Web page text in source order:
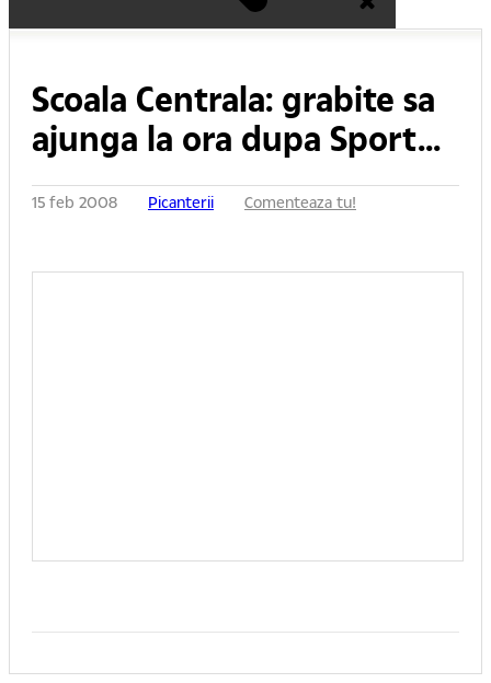
Scoala Centrala: grabite sa
ajunga la ora dupa Sport...
15 feb 2008 Picanterii Comenteaza tu!